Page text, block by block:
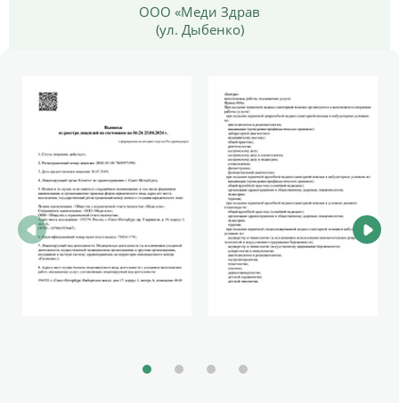
ООО «Меди Здрав
(ул. Дыбенко)